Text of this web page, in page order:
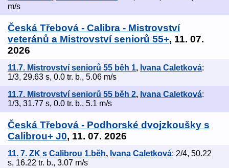
m/s
Česká Třebová - Calibra - Mistrovství
veteránů a Mistrovství seniorů 55+, 11. 07.
2026
11.7. Mistrovství seniorů 55 běh 1, Ivana Caletková:
1/3, 29.63 s, 0.0 tr. b., 5.06 m/s
11.7. Mistrovství seniorů 55 běh 2, Ivana Caletková:
1/3, 31.77 s, 0.0 tr. b., 5.1 m/s
Česká Třebová - Podhorské dvojzkoušky s
Calibrou+ J0, 11. 07. 2026
11. 7. ZK s Calibrou 1.běh, Ivana Caletková: 2/4, 50.22
s, 16.22 tr. b., 3.07 m/s